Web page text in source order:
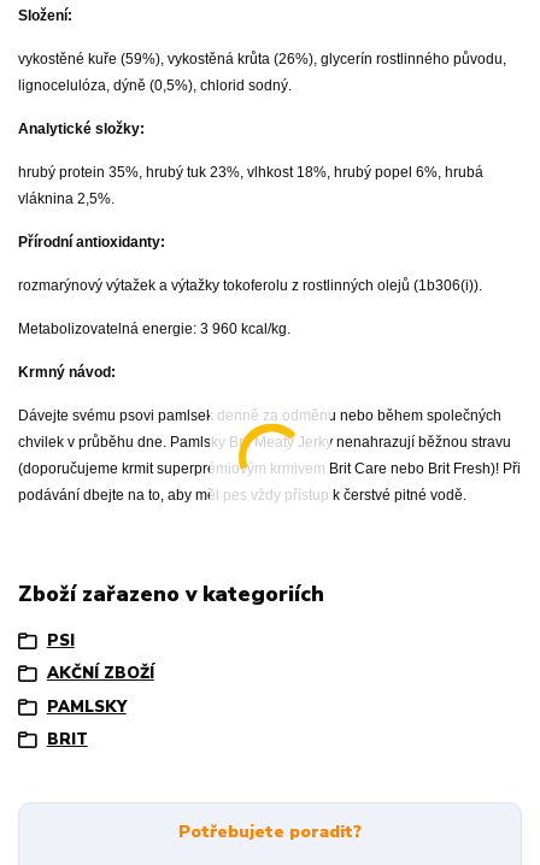
Složení:
vykostěné kuře (59%), vykostěná krůta (26%), glycerín rostlinného původu,
lignocelulóza, dýně (0,5%), chlorid sodný.
Analytické složky:
hrubý protein 35%, hrubý tuk 23%, vlhkost 18%, hrubý popel 6%, hrubá
vláknina 2,5%.
Přírodní antioxidanty:
rozmarýnový výtažek a výtažky tokoferolu z rostlinných olejů (1b306(i)).
Metabolizovatelná energie: 3 960 kcal/kg.
Krmný návod:
Dávejte svému psovi pamlsek denně za odměnu nebo během společných
chvilek v průběhu dne. Pamlsky Brit Meaty Jerky nenahrazují běžnou stravu
(doporučujeme krmit superprémiovým krmivem Brit Care nebo Brit Fresh)! Při
podávání dbejte na to, aby měl pes vždy přístup k čerstvé pitné vodě.
Zboží zařazeno v kategoriích
PSI
AKČNÍ ZBOŽÍ
PAMLSKY
BRIT
Potřebujete poradit?